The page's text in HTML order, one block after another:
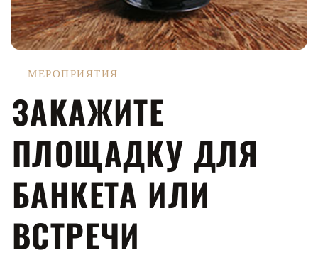
МЕРОПРИЯТИЯ
ЗАКАЖИТЕ
ПЛОЩАДКУ ДЛЯ
БАНКЕТА ИЛИ
ВСТРЕЧИ